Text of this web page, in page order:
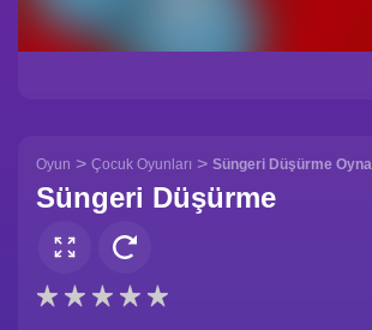
Oyun > Çocuk Oyunları > Süngeri Düşürme Oyna
Süngeri Düşürme